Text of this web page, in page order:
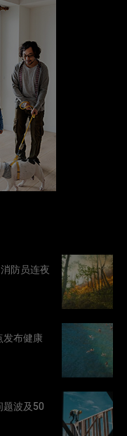
防员连夜
发布健康
题波及50